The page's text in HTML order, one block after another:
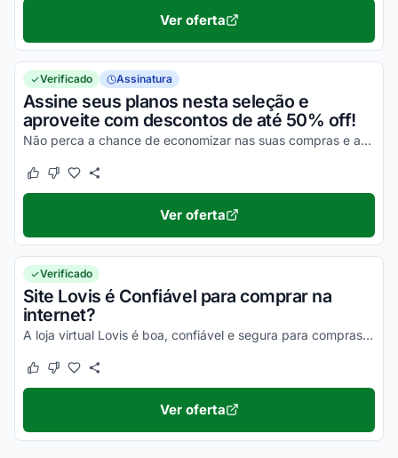
Ver oferta
Verificado Assinatura
Assine seus planos nesta seleção e
aproveite com descontos de até 50% off!
Não perca a chance de economizar nas suas compras e aproveite agora mesmo com milhares de vantagens!
Este cupom funcionou
Este cupom não funcionou
Ver oferta
Verificado
Site Lovis é Confiável para comprar na
internet?
A loja virtual Lovis é boa, confiável e segura para compras online. Pesquise, confira os comentários e constate!
Este cupom funcionou
Este cupom não funcionou
Ver oferta